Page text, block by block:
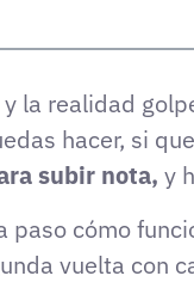
la realidad
hacer, si
subir nota, y
cómo
vuelta con